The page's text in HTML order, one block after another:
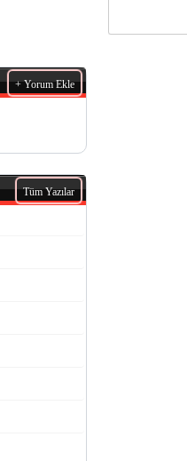
+ Yorum Ekle
Tüm Yazılar